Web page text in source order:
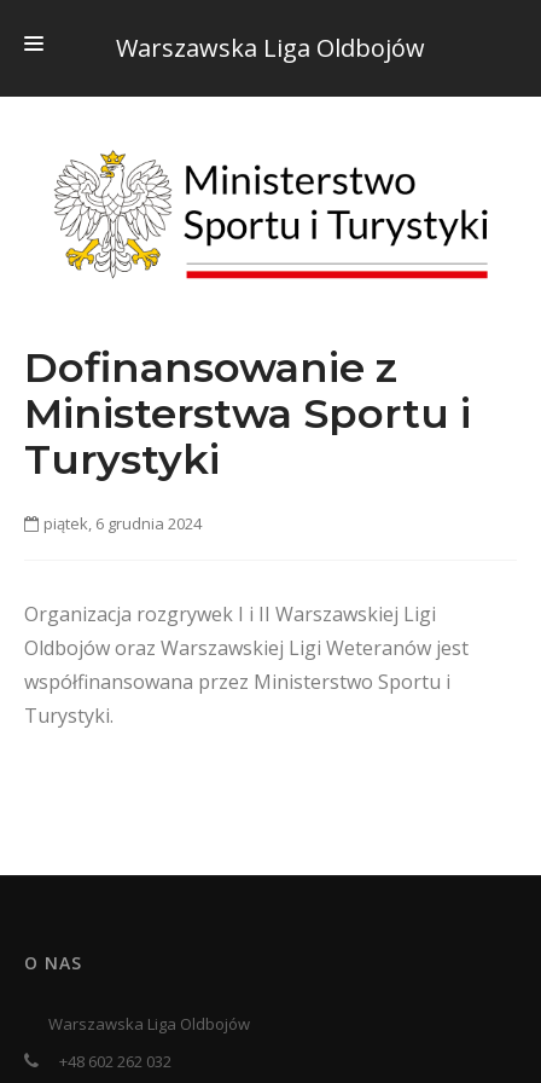
Warszawska Liga Oldbojów
O NAS
KONTAKTY
REGULAMIN
ADRESY BOISK
INFO
STATYSTYKI
Dofinansowanie z
Ministerstwa Sportu i
Turystyki
piątek, 6 grudnia 2024
Organizacja rozgrywek I i II Warszawskiej Ligi
Oldbojów oraz Warszawskiej Ligi Weteranów jest
współfinansowana przez Ministerstwo Sportu i
Turystyki.
O NAS
Warszawska Liga Oldbojów
+48 602 262 032